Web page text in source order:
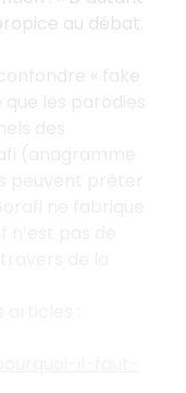
au débat.